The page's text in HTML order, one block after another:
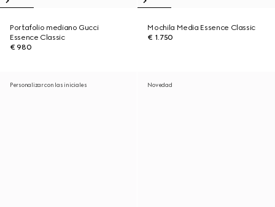
Portafolio mediano Gucci
Essence Classic
€ 980
Mochila Media Essence Classic
€ 1.750
Personalizar con las iniciales Novedad